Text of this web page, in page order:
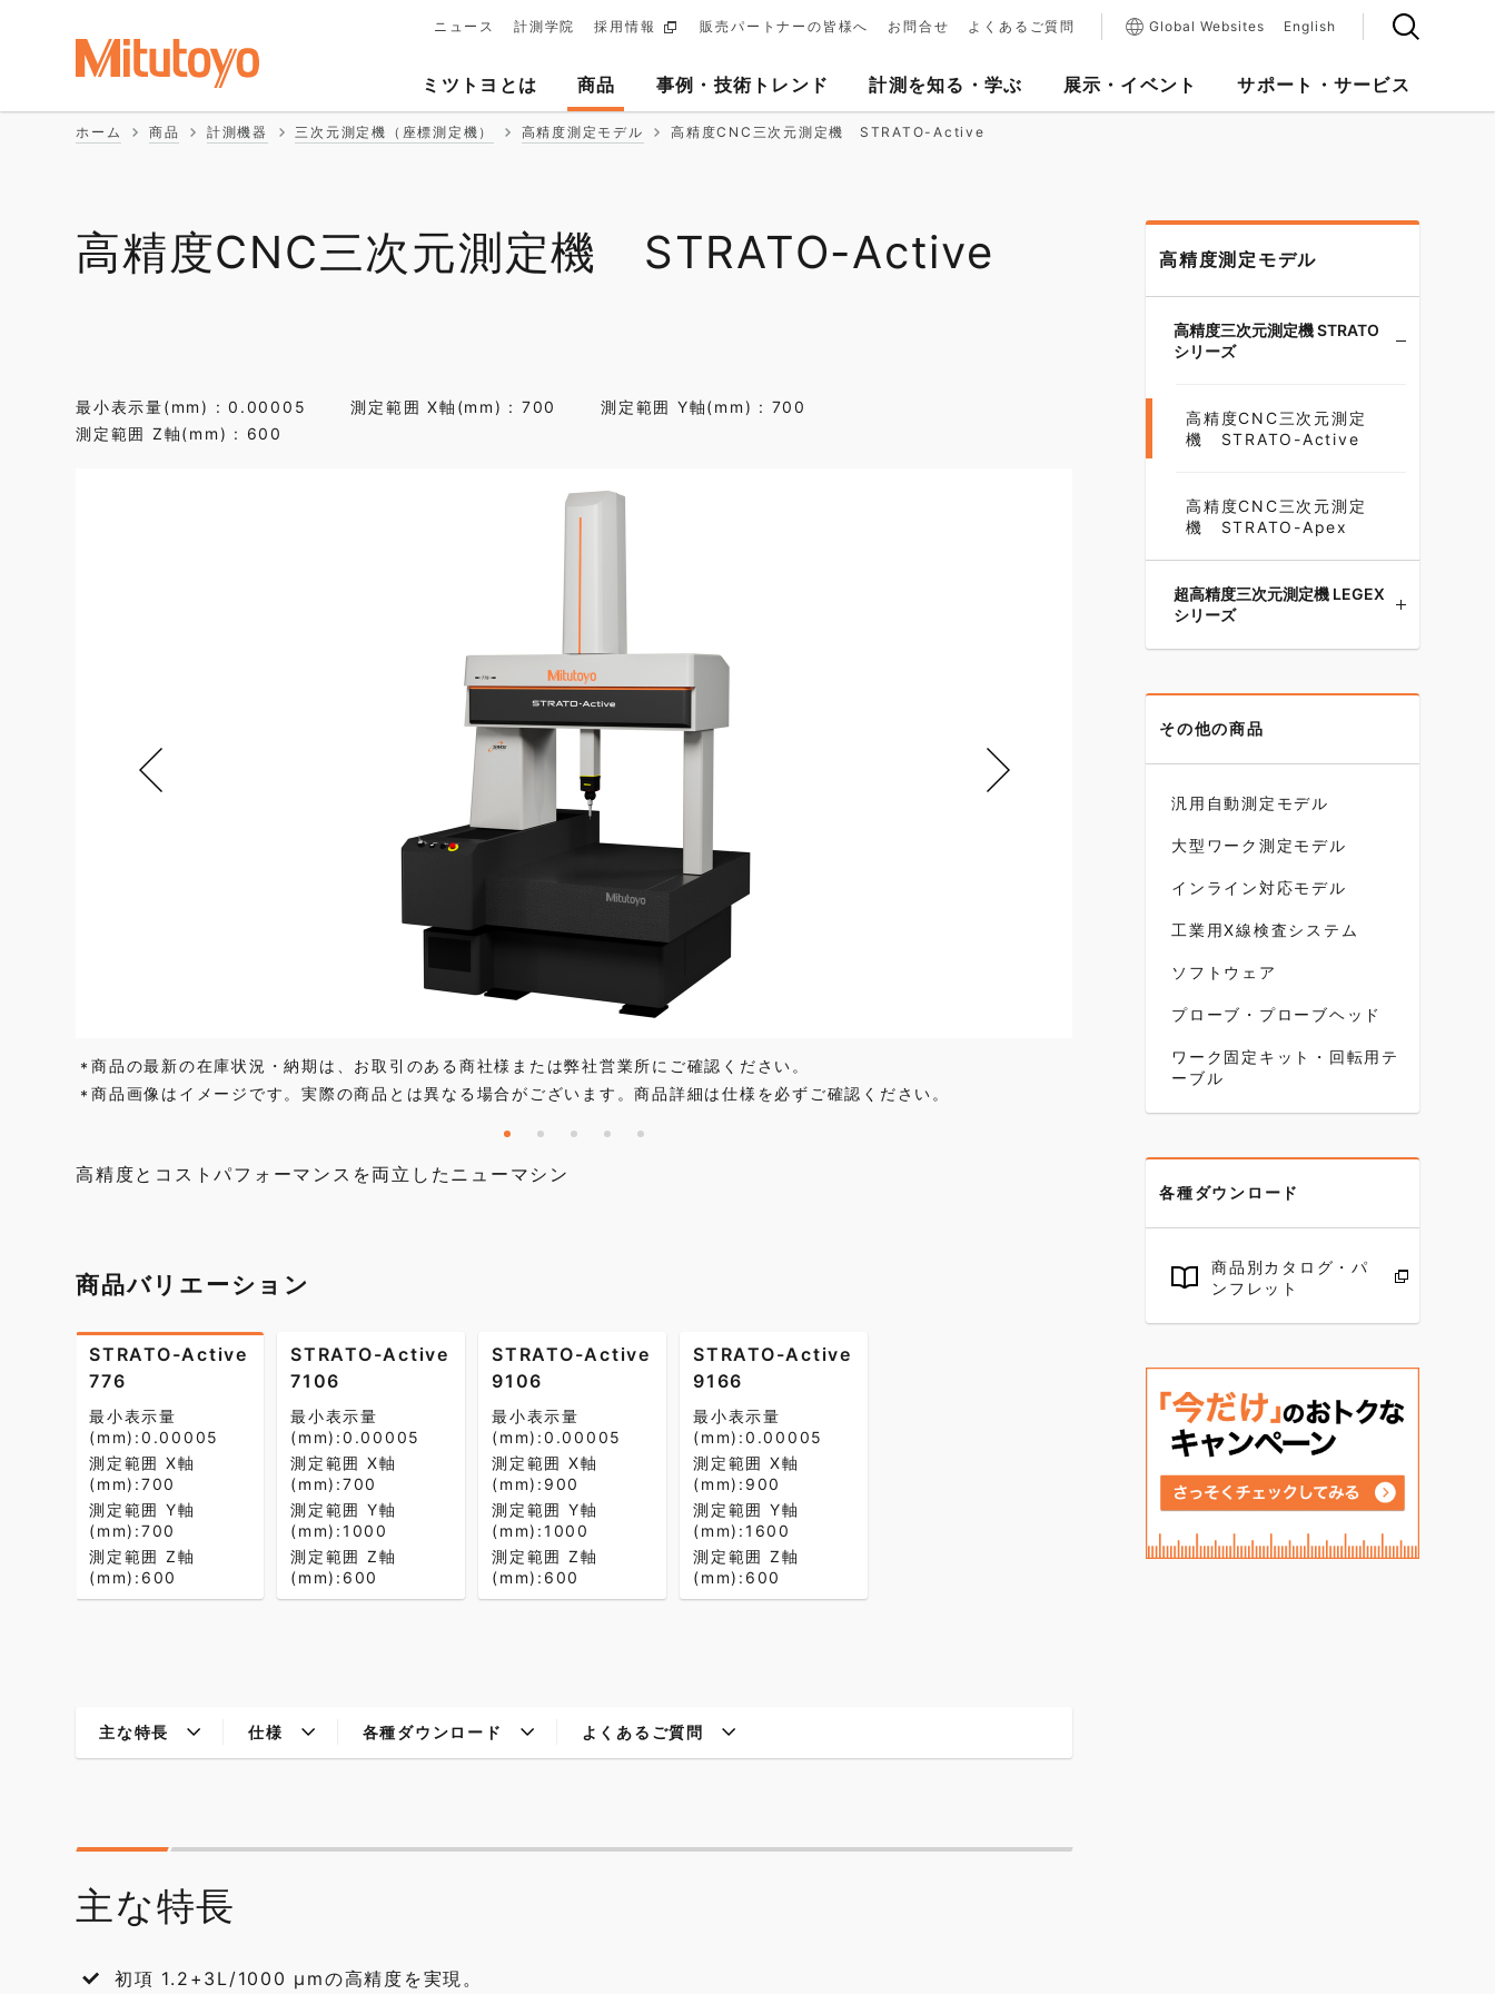
Secondary
Navigation
ミツトヨとは 商品 事例・技術トレンド 計測を知る・学ぶ 展示・イベント サポート・サービス
メ
イ
ン
ビ
ゲ
ニュース 計測学院 採用情報 販売パートナーの皆様へ お問合せ よくあるご質問 Global Websites English
ホーム 商品 計測機器 三次元測定機（座標測定機） 高精度測定モデル 高精度CNC三次元測定機 STRATO-Active
高精度CNC三次元測定機 STRATO-Active
最小表示量(mm) : 0.00005 測定範囲 X軸(mm) : 700
測定範囲 Y軸(mm) : 700
測定範囲 Z軸(mm) : 600
* 商品の最新の在庫状況・納期は、お取引のある商社様または弊社営業所にご確認ください。
* 商品画像はイメージです。実際の商品とは異なる場合がございます。商品詳細は仕様を必ずご確認ください。
高精度とコストパフォーマンスを両立したニューマシン
商品バリエーション
STRATO-Active
776
最小表示量
(mm):0.00005
測定範囲 X軸
(mm):700
測定範囲 Y軸
(mm):700
測定範囲 Z軸
(mm):600
STRATO-Active
7106
最小表示量
(mm):0.00005
測定範囲 X軸
(mm):700
測定範囲 Y軸
(mm):1000
測定範囲 Z軸
(mm):600
STRATO-Active
9106
最小表示量
(mm):0.00005
測定範囲 X軸
(mm):900
測定範囲 Y軸
(mm):1000
測定範囲 Z軸
(mm):600
STRATO-Active
9166
最小表示量
(mm):0.00005
測定範囲 X軸
(mm):900
測定範囲 Y軸
(mm):1600
測定範囲 Z軸
(mm):600
主な特長 仕様 各種ダウンロード よくあるご質問
主な特長
初項 1.2+3L/1000 μmの高精度を実現。
高精度測定モデル
高精度三次元測定機 STRATO
シリーズ
高精度CNC三次元測定
機 STRATO-Active
高精度CNC三次元測定
機 STRATO-Apex
超高精度三次元測定機 LEGEX
シリーズ
その他の商品
汎用自動測定モデル
大型ワーク測定モデル
インライン対応モデル
工業用X線検査システム
ソフトウェア
プローブ・プローブヘッド
ワーク固定キット・回転用テ
ーブル
各種ダウンロード
商品別カタログ・パ
ンフレット